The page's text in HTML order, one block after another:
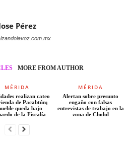
Pérez
MORE FROM AUTHOR
MÉRIDA
realizan cateo
de Pacabtún;
queda bajo
de la Fiscalía
MÉRIDA
Alertan sobre presunto
engaño con falsas
entrevistas de trabajo en la
zona de Cholul